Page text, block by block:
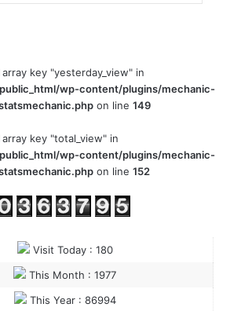
key "yesterday_view" in
wp-content/plugins/mechanic-
on line 149
key "total_view" in
wp-content/plugins/mechanic-
on line 152
Visit Today : 180
This Month : 1977
This Year : 86994